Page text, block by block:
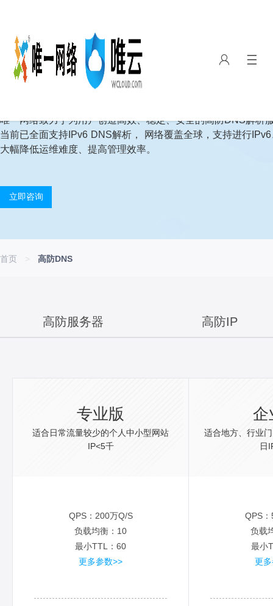
高防DNS
唯一网络致力于为用户创造高效、稳定、安全的高防DNS解析
当前已全面支持IPv6 DNS解析， 网络覆盖全球，支持进行
大幅降低运维难度、提高管理效率。
立即咨询
首页 > 高防DNS
高防服务器 高防IP
专业版
适合日常流量较少的个人中小型网站
IP<5千
QPS：200万Q/S
负载均衡：10
最小TTL：60
更多参数>>
企
适合地方、行业
日
QPS
负载
最小
更